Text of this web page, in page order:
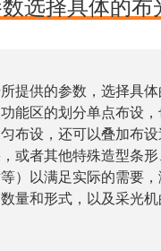
选择具体的布
提供的参数，选择具
能区的划分单点布设，
布设，还可以叠加布设
或者其他特殊造型条
）以满足实际的需要，
量和形式，以及采光